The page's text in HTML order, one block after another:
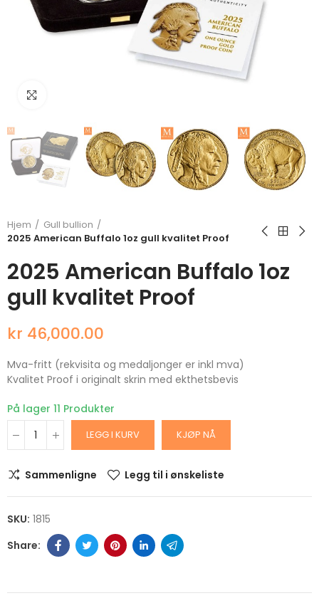
Hjem
Gull bullion
2025 American Buffalo 1oz gull kvalitet Proof
2025 American Buffalo 1oz
gull kvalitet Proof
kr 46,000.00
Mva-fritt (rekvisita og medaljonger er inkl mva)
Kvalitet Proof i originalt skrin med ekthetsbevis
På lager 11 Produkter
LEGG I KURV KJØP NÅ
Sammenligne Legg til i ønskeliste
SKU: 1815